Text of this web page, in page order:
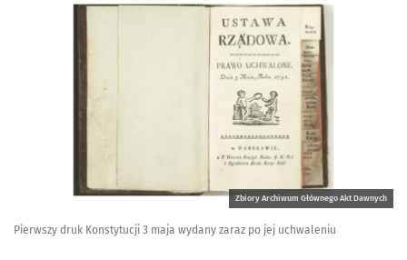
Zbiory Archiwum Głównego Akt Dawnych
Pierwszy druk Konstytucji 3 maja wydany zaraz po jej uchwaleniu